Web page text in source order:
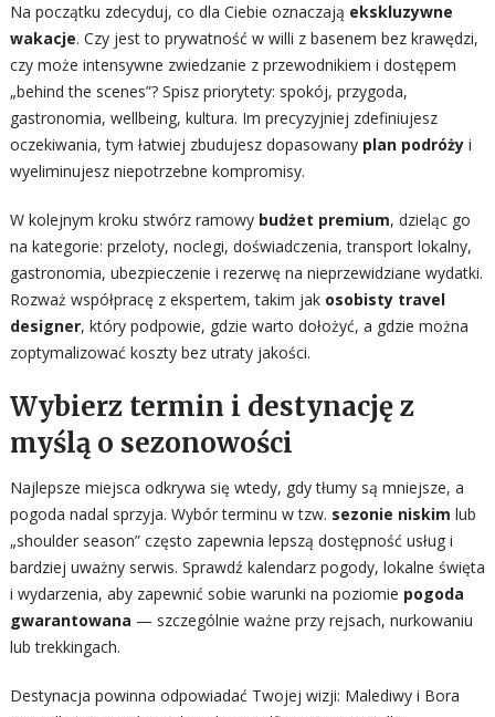
Na początku zdecyduj, co dla Ciebie oznaczają ekskluzywne
wakacje. Czy jest to prywatność w willi z basenem bez krawędzi,
czy może intensywne zwiedzanie z przewodnikiem i dostępem
„behind the scenes”? Spisz priorytety: spokój, przygoda,
gastronomia, wellbeing, kultura. Im precyzyjniej zdefiniujesz
oczekiwania, tym łatwiej zbudujesz dopasowany plan podróżyi
wyeliminujesz niepotrzebne kompromisy.
W kolejnym kroku stwórz ramowy budżet premium, dzieląc go
na kategorie: przeloty, noclegi, doświadczenia, transport lokalny,
gastronomia, ubezpieczenie i rezerwę na nieprzewidziane wydatki.
Rozważ współpracę z ekspertem, takim jak osobisty travel
designer, który podpowie, gdzie warto dołożyć, a gdzie można
zoptymalizować koszty bez utraty jakości.
Wybierz termin i destynację z
myślą o sezonowości
Najlepsze miejsca odkrywa się wtedy, gdy tłumy są mniejsze, a
pogoda nadal sprzyja. Wybór terminu w tzw. sezonie niskim lub
„shoulder season” często zapewnia lepszą dostępność usług i
bardziej uważny serwis. Sprawdź kalendarz pogody, lokalne święta
i wydarzenia, aby zapewnić sobie warunki na poziomie pogoda
gwarantowana — szczególnie ważne przy rejsach, nurkowaniu
lub trekkingach.
Destynacja powinna odpowiadać Twojej wizji: Malediwy i Bora